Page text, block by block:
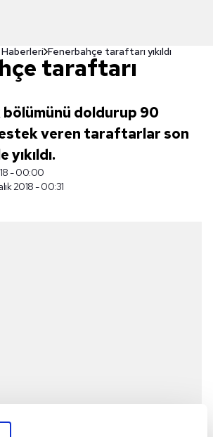
Fenerbahçe taraftarı yıkıldı
taraftarı
bölümünü doldurup 90
veren taraftarlar son
- 00:00
2018 - 00:31